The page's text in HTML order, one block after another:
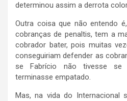
determinou assim a derrota
Outra coisa que não entendo
cobranças de penaltis, tem a
cobrador bater, pois muitas
conseguiriam defender as
se Fabrício não tivesse
terminasse empatado.
Mas, na vida do Internacional